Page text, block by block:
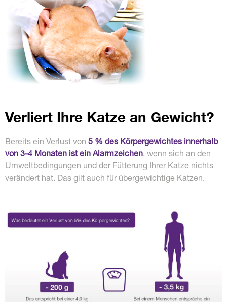
Verliert Ihre Katze an Gewicht?
Bereits ein Verlust von 5 % des Körpergewichtes innerhalb
von 3-4 Monaten ist ein Alarmzeichen, wenn sich an den
Umweltbedingungen und der Fütterung Ihrer Katze nichts
verändert hat. Das gilt auch für übergewichtige Katzen.